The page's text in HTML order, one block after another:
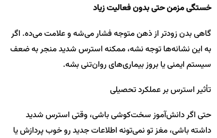
خستگی مزمن حتی بدون فعالیت زیاد
گاهی بدن زودتر از ذهن متوجه فشار می‌شه و علامت می‌ده. اگر
به این نشانه‌ها توجه نشه، ممکنه استرس شدید منجر به ضعف
سیستم ایمنی یا بروز بیماری‌های روان‌تنی بشه.
تأثیر استرس بر عملکرد تحصیلی
حتی اگر دانش‌آموز سخت‌کوشی باشی، وقتی استرس شدید
داشته باشی، مغز تو نمی‌تونه اطلاعات جدید رو خوب پردازش یا